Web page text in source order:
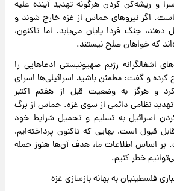
و ریشه‌کن کردن هرگونه تهدید آینده علیه
اگر نیروهای حماس از غزه خارج شوند و
جنگ فردا پایان می‌یابد. اما تاکنون،
که خواهان صلح نیستند.
اشغالگرانه رژیم صهیونیستی ادعاهایی را
و گفت: مطمئن باشید اسرائیلی‌ها اسرای
و هرگز به وضعیت قبل از هفتم اکتبر
نظامی دائمی از سوی غزه. حماس از برگ
کردن اسرائیل به تسلیم و تحمیل شرایط خود
قبول است، بهایی که تاکنون پرداخته‌ایم،
بر اساس اطلاعات ما، هدف آن‌ها هنوز حمله
خطر کنیم.
فلسطینیان به بهانه بازسازی غزه